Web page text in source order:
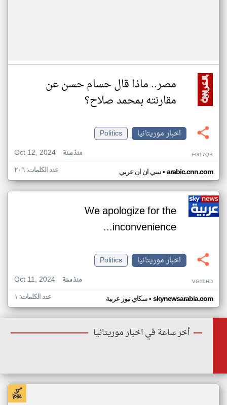
مصر.. ماذا قال حسام حسن عن
مقارنته بمحمد صلاح؟
اخبار موريتانيا
Politics
Oct 12, 2024
منذ سنة FG17QB
سي ان ان عربي• arabic.cnn.com عدد الكلمات: ٢٠٦
We apologize for the
inconvenience...
اخبار موريتانيا
Politics
Oct 11, 2024
منذ سنة VG00HD
سكاي نيوز عربية• skynewsarabia.com عدد الكلمات: ١
أخر ساعة في اخبار موريتانيا